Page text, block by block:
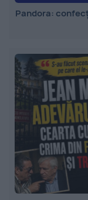
Pandora: